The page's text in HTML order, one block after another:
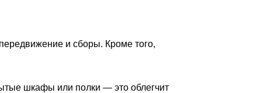
и сборы. Кроме того,
шкафы или полки — это облегчит